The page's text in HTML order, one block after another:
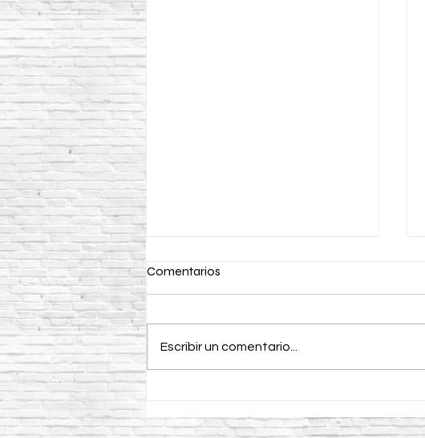
en la construcción?
Comentarios
Escribir un comentario...